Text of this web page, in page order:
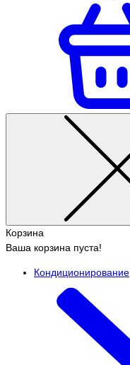
Корзина
Ваша корзина пуста!
Кондиционирование